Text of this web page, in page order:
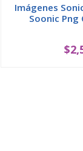
Imágenes
Soonic Png